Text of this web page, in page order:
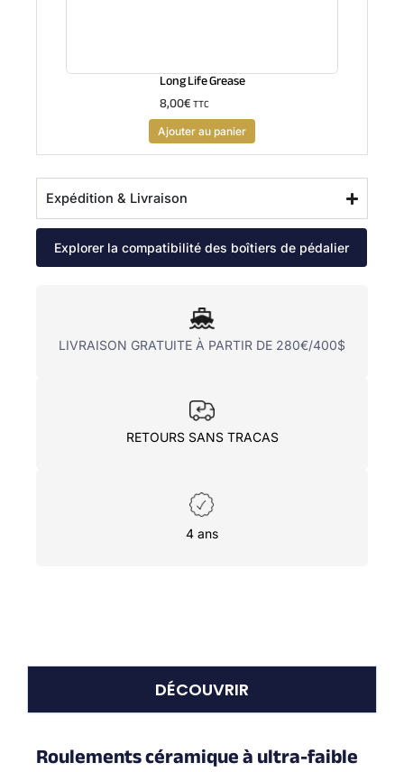
Long Life Grease
8,00€TTC
Ajouter au panier
Expédition & Livraison
Explorer la compatibilité des boîtiers de pédalier
LIVRAISON GRATUITE À PARTIR DE 280€/400$
RETOURS SANS TRACAS
4 ans
DÉCOUVRIR
Roulements céramique à ultra-faible